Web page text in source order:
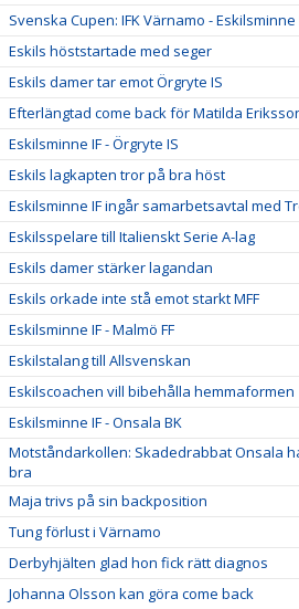
Svenska Cupen: IFK Värnamo - Eskilsminne
Eskils höststartade med seger
Eskils damer tar emot Örgryte IS
Efterlängtad come back för Matilda
Eskilsminne IF - Örgryte IS
Eskils lagkapten tror på bra höst
Eskilsminne IF ingår samarbetsavtal med
Eskilsspelare till Italienskt Serie A-lag
Eskils damer stärker lagandan
Eskils orkade inte stå emot starkt MFF
Eskilsminne IF - Malmö FF
Eskilstalang till Allsvenskan
Eskilscoachen vill bibehålla hemmaformen
Eskilsminne IF - Onsala BK
Motståndarkollen: Skadedrabbat Onsala
bra
Maja trivs på sin backposition
Tung förlust i Värnamo
Derbyhjälten glad hon fick rätt diagnos
Johanna Olsson kan göra come back